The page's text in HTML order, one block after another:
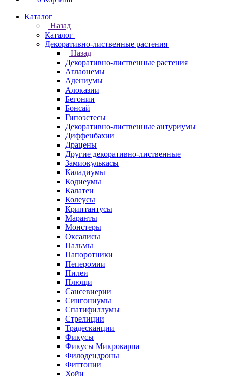
Каталог
Назад
Каталог
Декоративно-лиственные растения
Назад
Декоративно-лиственные растения
Аглаонемы
Адениумы
Алоказии
Бегонии
Бонсай
Гипоэстесы
Декоративно-лиственные антуриумы
Диффенбахии
Драцены
Другие декоративно-лиственные
Замиокулькасы
Каладиумы
Кодиеумы
Калатеи
Колеусы
Криптантусы
Маранты
Монстеры
Оксалисы
Пальмы
Папоротники
Пеперомии
Пилеи
Плющи
Сансевиерии
Сингониумы
Спатифиллумы
Стрелиции
Традесканции
Фикусы
Фикусы Микрокарпа
Филодендроны
Фиттонии
Хойи